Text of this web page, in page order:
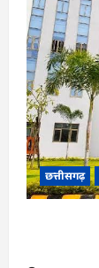
छत्तीसगढ़